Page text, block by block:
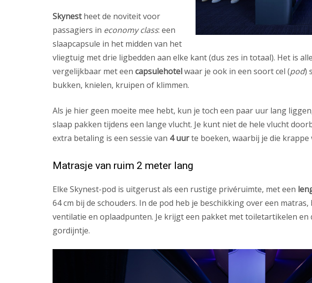
Skynestheet de noviteit voor
passagiers in economy class: een
slaapcapsule in het midden van het
vliegtuig met drie ligbedden aan elke kant (dus zes in totaal). Het is
vergelijkbaar met een capsulehotelwaar je ook in een soort cel (pod)
bukken, knielen, kruipen of klimmen.
Als je hier geen moeite mee hebt, kun je toch een paar uur lang
slaap pakken tijdens een lange vlucht. Je kunt niet de hele vlucht
extra betaling is een sessie van 4 uurte boeken, waarbij je die
Matrasje van ruim 2 meter lang
Elke Skynest-pod is uitgerust als een rustige privéruimte, met een
64 cm bij de schouders. In de pod heb je beschikking over een
ventilatie en oplaadpunten. Je krijgt een pakket met toiletartikelen
gordijntje.